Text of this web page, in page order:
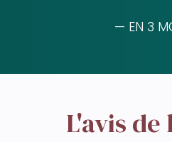
— EN 3
L'avis de